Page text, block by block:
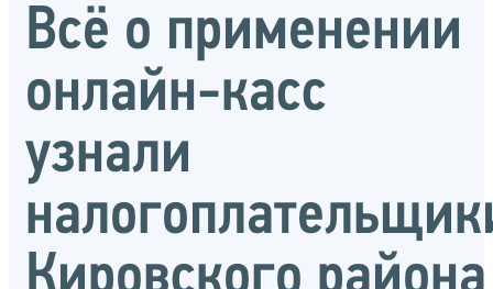
Всё о применении
онлайн-касс
узнали